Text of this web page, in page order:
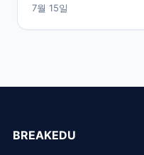
7월 15일
BREAKEDU